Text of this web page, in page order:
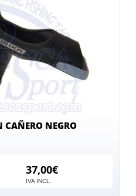
CAÑERO NEGRO
37,00€
IVA INCL.